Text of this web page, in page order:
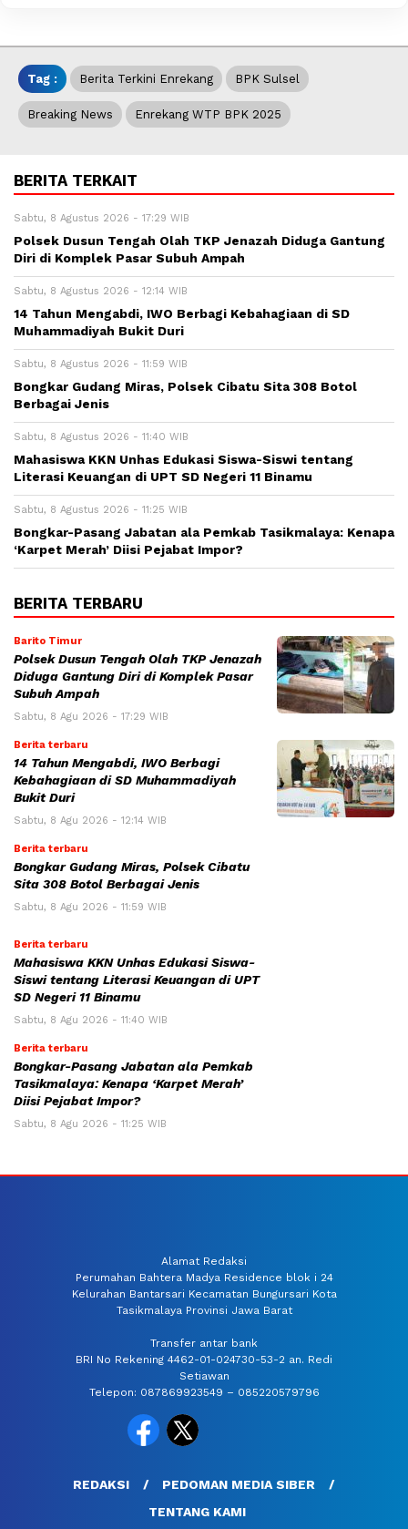
Tag : Berita Terkini Enrekang BPK Sulsel
Breaking News Enrekang WTP BPK 2025
BERITA TERKAIT
Sabtu, 8 Agustus 2026 - 17:29 WIB
Polsek Dusun Tengah Olah TKP Jenazah Diduga Gantung
Diri di Komplek Pasar Subuh Ampah
Sabtu, 8 Agustus 2026 - 12:14 WIB
14 Tahun Mengabdi, IWO Berbagi Kebahagiaan di SD
Muhammadiyah Bukit Duri
Sabtu, 8 Agustus 2026 - 11:59 WIB
Bongkar Gudang Miras, Polsek Cibatu Sita 308 Botol
Berbagai Jenis
Sabtu, 8 Agustus 2026 - 11:40 WIB
Mahasiswa KKN Unhas Edukasi Siswa-Siswi tentang
Literasi Keuangan di UPT SD Negeri 11 Binamu
Sabtu, 8 Agustus 2026 - 11:25 WIB
Bongkar-Pasang Jabatan ala Pemkab Tasikmalaya: Kenapa
‘Karpet Merah’ Diisi Pejabat Impor?
BERITA TERBARU
Barito Timur
Polsek Dusun Tengah Olah TKP Jenazah
Diduga Gantung Diri di Komplek Pasar
Subuh Ampah
Sabtu, 8 Agu 2026 - 17:29 WIB
Berita terbaru
14 Tahun Mengabdi, IWO Berbagi
Kebahagiaan di SD Muhammadiyah
Bukit Duri
Sabtu, 8 Agu 2026 - 12:14 WIB
Berita terbaru
Bongkar Gudang Miras, Polsek Cibatu
Sita 308 Botol Berbagai Jenis
Sabtu, 8 Agu 2026 - 11:59 WIB
Berita terbaru
Mahasiswa KKN Unhas Edukasi Siswa-
Siswi tentang Literasi Keuangan di UPT
SD Negeri 11 Binamu
Sabtu, 8 Agu 2026 - 11:40 WIB
Berita terbaru
Bongkar-Pasang Jabatan ala Pemkab
Tasikmalaya: Kenapa ‘Karpet Merah’
Diisi Pejabat Impor?
Sabtu, 8 Agu 2026 - 11:25 WIB
Alamat Redaksi
Perumahan Bahtera Madya Residence blok i 24
Kelurahan Bantarsari Kecamatan Bungursari Kota
Tasikmalaya Provinsi Jawa Barat
Transfer antar bank
BRI No Rekening 4462-01-024730-53-2 an. Redi
Setiawan
Telepon: 087869923549 – 085220579796
REDAKSI
PEDOMAN MEDIA SIBER
TENTANG KAMI